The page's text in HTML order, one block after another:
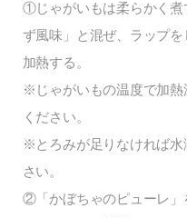
①じゃがいもは柔らかく煮
ず風味」と混ぜ、ラップ
加熱する。
※じゃがいもの温度で加熱
ください。
※とろみが足りなければ
さい。
②「かぼちゃのピューレ